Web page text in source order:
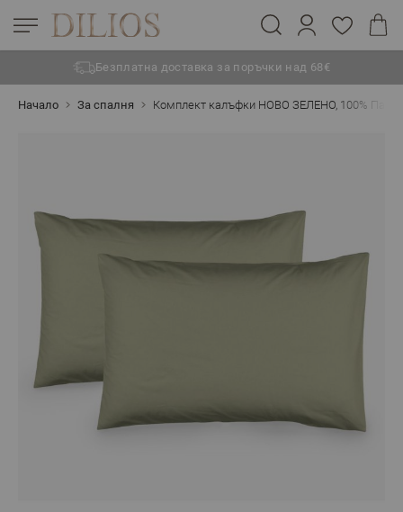
Безплатна доставка за поръчки над 68€
Начало За спалня Комплект калъфки НОВО ЗЕЛЕНО, 100%